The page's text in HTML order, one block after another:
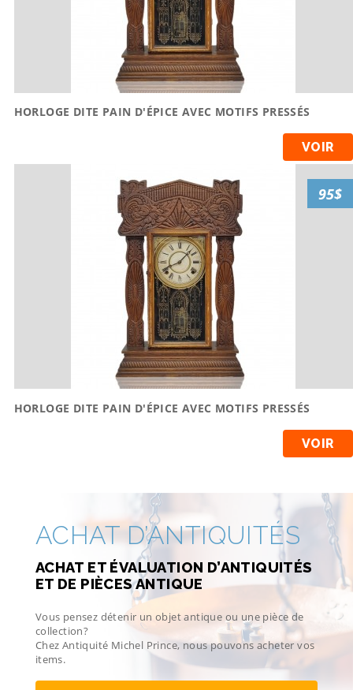
HORLOGE DITE PAIN D'ÉPICE AVEC MOTIFS PRESSÉS
VOIR
HORLOGE DITE PAIN D'ÉPICE AVEC MOTIFS PRESSÉS
VOIR
95$
ACHAT D’ANTIQUITÉS
ACHAT ET ÉVALUATION D’ANTIQUITÉS
ET DE PIÈCES ANTIQUE
Vous pensez détenir un objet antique ou une pièce de
collection?
Chez Antiquité Michel Prince, nous pouvons acheter vos
items.